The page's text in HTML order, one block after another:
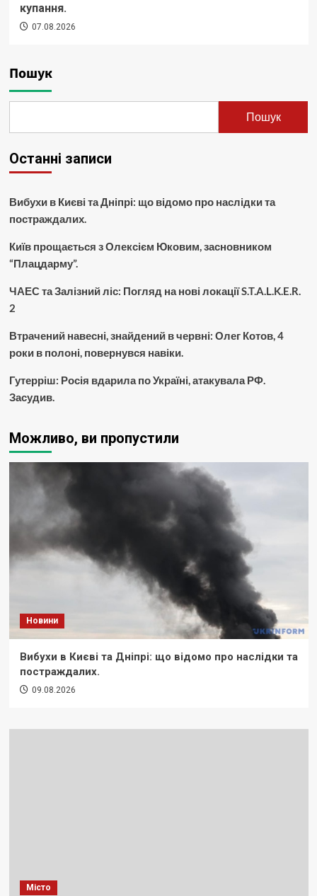
купання.
07.08.2026
Пошук
Пошук
Останні записи
Вибухи в Києві та Дніпрі: що відомо про наслідки та
постраждалих.
Київ прощається з Олексієм Юковим, засновником
“Плацдарму”.
ЧАЕС та Залізний ліс: Погляд на нові локації S.T.A.L.K.E.R.
2
Втрачений навесні, знайдений в червні: Олег Котов, 4
роки в полоні, повернувся навіки.
Гутерріш: Росія вдарила по Україні, атакувала РФ.
Засудив.
Можливо, ви пропустили
Новини
Вибухи в Києві та Дніпрі: що відомо про наслідки та
постраждалих.
09.08.2026
Місто